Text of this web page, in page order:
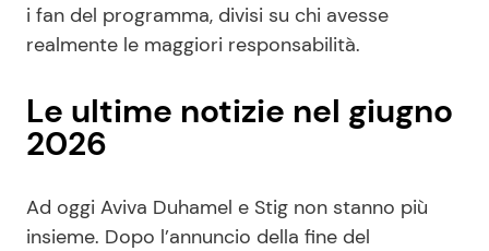
i fan del programma, divisi su chi avesse
realmente le maggiori responsabilità.
Le ultime notizie nel giugno
2026
Ad oggi Aviva Duhamel e Stig non stanno più
insieme. Dopo l’annuncio della fine del